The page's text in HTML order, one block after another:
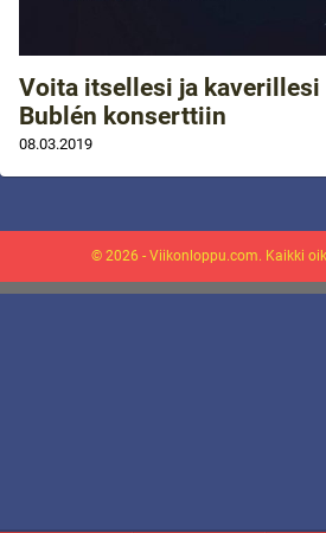
Voita itsellesi ja kaverillesi
Bublén konserttiin
08.03.2019
© 2026 - Viikonloppu.com. Kaikki